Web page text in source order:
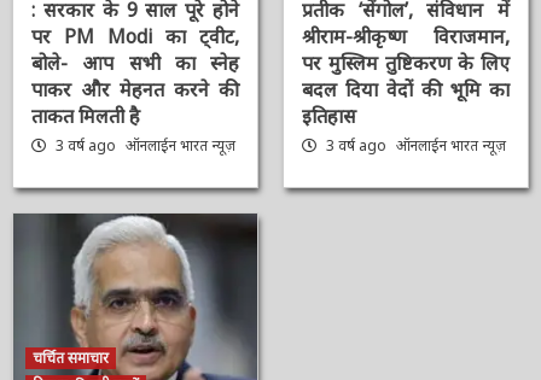
संपादक की पसंद
#9YearsOfModiGovernment
: सरकार के 9 साल पूरे होने
पर PM Modi का ट्वीट,
बोले- आप सभी का स्नेह
पाकर और मेहनत करने की
ताकत मिलती है
3 वर्ष ago ऑनलाईन भारत
संपादक की पसंद
#Sengol : स्वतंत्रता का
प्रतीक ‘सेंगोल’, संविधान में
श्रीराम-श्रीकृष्ण विराजमान,
पर मुस्लिम तुष्टिकरण के
लिए बदल दिया वेदों की भूमि